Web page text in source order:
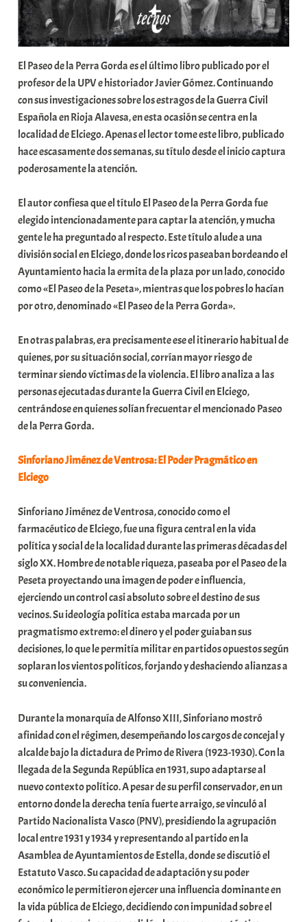
El Paseo de la Perra Gorda es el último libro publicado por el
profesor de la UPV e historiador Javier Gómez. Continuando
con sus investigaciones sobre los estragos de la Guerra Civil
Española en Rioja Alavesa, en esta ocasión se centra en la
localidad de Elciego. Apenas el lector tome este libro, publicado
hace escasamente dos semanas, su título desde el inicio captura
poderosamente la atención.
El autor confiesa que el título El Paseo de la Perra Gorda fue
elegido intencionadamente para captar la atención, y mucha
gente le ha preguntado al respecto. Este título alude a una
división social en Elciego, donde los ricos paseaban bordeando el
Ayuntamiento hacia la ermita de la plaza por un lado, conocido
como «El Paseo de la Peseta», mientras que los pobres lo hacían
por otro, denominado «El Paseo de la Perra Gorda».
En otras palabras, era precisamente ese el itinerario habitual de
quienes, por su situación social, corrían mayor riesgo de
terminar siendo víctimas de la violencia. El libro analiza a las
personas ejecutadas durante la Guerra Civil en Elciego,
centrándose en quienes solían frecuentar el mencionado Paseo
de la Perra Gorda.
Sinforiano Jiménez de Ventrosa: El Poder Pragmático en
Elciego
Sinforiano Jiménez de Ventrosa, conocido como el
farmacéutico de Elciego, fue una figura central en la vida
política y social de la localidad durante las primeras décadas del
siglo XX. Hombre de notable riqueza, paseaba por el Paseo de la
Peseta proyectando una imagen de poder e influencia,
ejerciendo un control casi absoluto sobre el destino de sus
vecinos. Su ideología política estaba marcada por un
pragmatismo extremo: el dinero y el poder guiaban sus
decisiones, lo que le permitía militar en partidos opuestos según
soplaran los vientos políticos, forjando y deshaciendo alianzas a
su conveniencia.
Durante la monarquía de Alfonso XIII, Sinforiano mostró
afinidad con el régimen, desempeñando los cargos de concejal y
alcalde bajo la dictadura de Primo de Rivera (1923-1930). Con la
llegada de la Segunda República en 1931, supo adaptarse al
nuevo contexto político. A pesar de su perfil conservador, en un
entorno donde la derecha tenía fuerte arraigo, se vinculó al
Partido Nacionalista Vasco (PNV), presidiendo la agrupación
local entre 1931 y 1934 y representando al partido en la
Asamblea de Ayuntamientos de Estella, donde se discutió el
Estatuto Vasco. Su capacidad de adaptación y su poder
económico le permitieron ejercer una influencia dominante en
la vida pública de Elciego, decidiendo con impunidad sobre el